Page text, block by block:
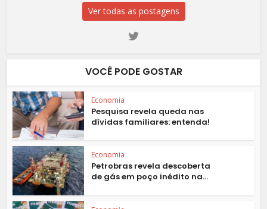
Ver todas as postagens
VOCÊ PODE GOSTAR
Economia
Pesquisa revela queda nas
dívidas familiares: entenda!
Economia
Petrobras revela descoberta
de gás em poço inédito na...